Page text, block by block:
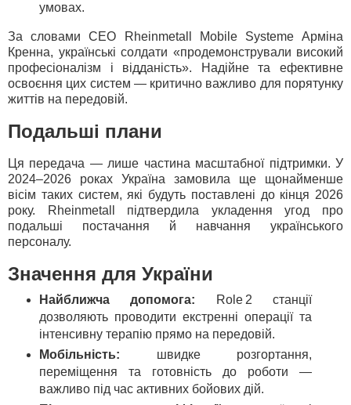
умовах.
За словами CEO Rheinmetall Mobile Systeme Арміна
Кренна, українські солдати «продемонстрували високий
професіоналізм і відданість». Надійне та ефективне
освоєння цих систем — критично важливо для порятунку
життів на передовій.
Подальші плани
Ця передача — лише частина масштабної підтримки. У
2024–2026 роках Україна замовила ще щонайменше
вісім таких систем, які будуть поставлені до кінця 2026
року. Rheinmetall підтвердила укладення угод про
подальші постачання й навчання українського
персоналу.
Значення для України
Найближча допомога: Role 2 станції
дозволяють проводити екстренні операції та
інтенсивну терапію прямо на передовій.
Мобільність: швидке розгортання,
переміщення та готовність до роботи —
важливо під час активних бойових дій.